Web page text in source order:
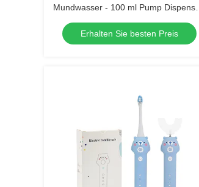
Mundwasser - 100 ml Pump Dispenser
Erdbeer Geschmack Anti-Hohlraum
Zucker Verteidigung sicher zu
schlucken Mundpflege
Erhalten Sie besten Preis